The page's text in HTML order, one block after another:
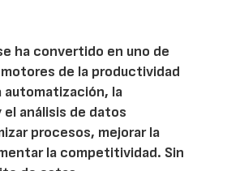
ha convertido en uno de
de la productividad
automatización, la
análisis de datos
procesos, mejorar la
la competitividad. Sin